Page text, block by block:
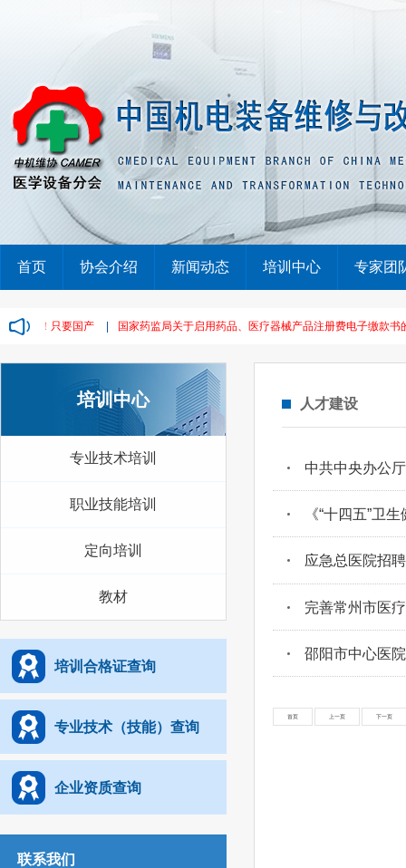
首页 协会介绍 新闻动态 培训中心 专家团
标！只要国产 | 国家药监局关于启用药品、医疗器械产品注册费电子缴款书的
培训中心
专业技术培训
职业技能培训
定向培训
教材
培训合格证查询
专业技术（技能）查询
企业资质查询
联系我们
人才建设
中共中央办公
《“十四五”卫
应急总医院招
完善常州市医
邵阳市中心医
首页 上一页 下一页